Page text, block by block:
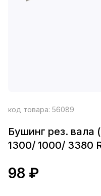
код товара: 56089
Бушинг рез. вала
1300/ 1000/ 3380
98 ₽